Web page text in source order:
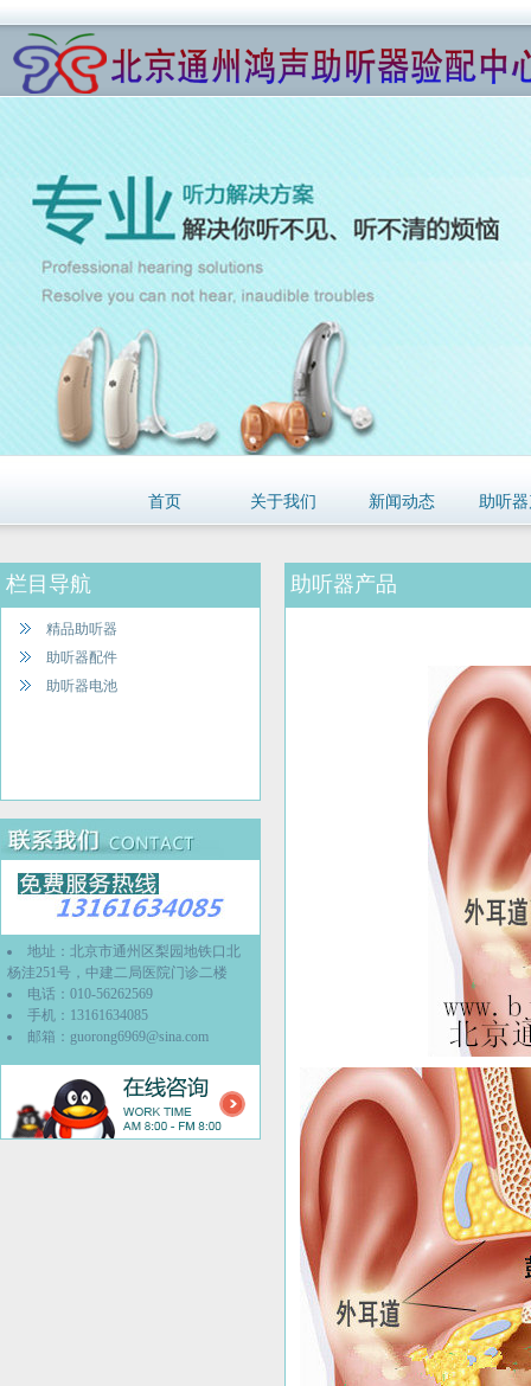
首页 关于我们 新闻动态 助听
栏目导航
精品助听器
助听器配件
助听器电池
地址：北京市通州区梨园地铁口北
杨洼251号，中建二局医院门诊二楼
电话：010-56262569
手机：13161634085
邮箱： guorong6969@sina.com
助听器产品